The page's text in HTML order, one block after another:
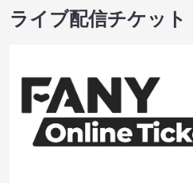
ライブ配信チケット